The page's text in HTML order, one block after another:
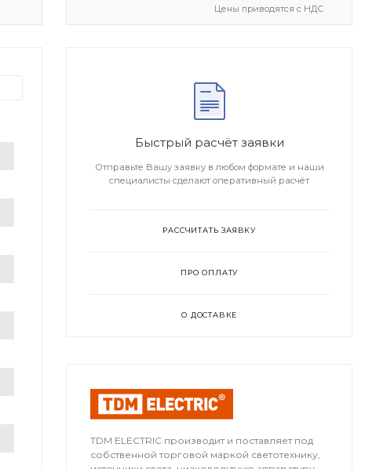
Цены приводятся с НДС
Быстрый расчёт заявки
Отправьте Вашу заявку в любом формате и наши
специалисты сделают оперативный расчёт
РАССЧИТАТЬ ЗАЯВКУ
ПРО ОПЛАТУ
О ДОСТАВКЕ
TDM ЕLECTRIC производит и поставляет под
собственной торговой маркой светотехнику,